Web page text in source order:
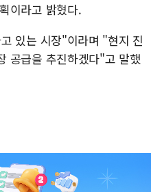
이라고 밝혔다.
있는 시장"이라며 "현지 진
공급을 추진하겠다"고 말했